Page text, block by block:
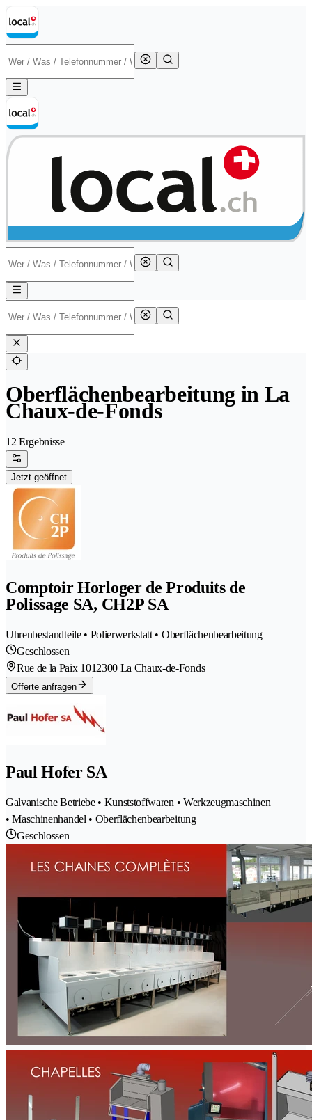
Oberflächenbearbeitung in La
Chaux-de-Fonds
12 Ergebnisse
Jetzt geöffnet
Comptoir Horloger de Produits de
Polissage SA, CH2P SA
Uhrenbestandteile • Polierwerkstatt • Oberflächenbearbeitung
Geschlossen
Rue de la Paix 1012300 La Chaux-de-Fonds
Offerte anfragen
Paul Hofer SA
Galvanische Betriebe • Kunststoffwaren • Werkzeugmaschinen
• Maschinenhandel • Oberflächenbearbeitung
Geschlossen